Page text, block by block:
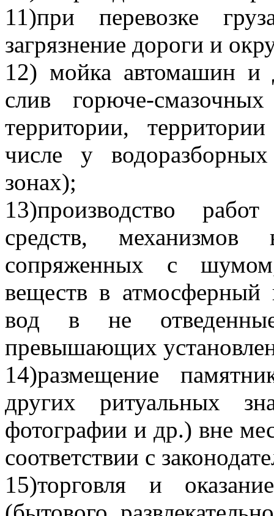
11)при перевозке
загрязнение дороги и
12) мойка автомашин и
слив горюче-
территории,
числе у
зонах);
13)производство
средств,
сопряженных с
веществ в атмосферный
вод в не
превышающих
14)размещение
других ритуальных
фотографии и др.) вне
соответствии с
15)торговля и